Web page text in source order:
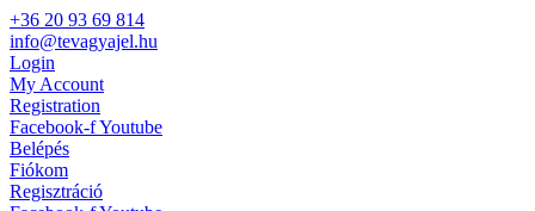
+36 20 93 69 814
info@tevagyajel.hu
Login
My Account
Registration
Facebook-fYoutube
Belépés
Fiókom
Regisztráció